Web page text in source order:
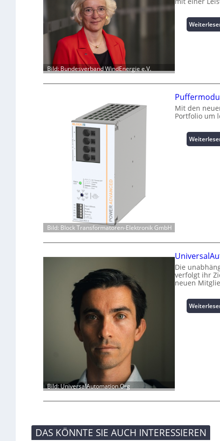
Bild: Bundesverband WindEnergie e.V.
Bild: Block Transformatoren-Elektronik GmbH
Mit den
Portfolio um
Bild: UniversalAutomation.Org
Die
verfolgt ihr
neuen
DAS KÖNNTE SIE AUCH INTERESSIEREN